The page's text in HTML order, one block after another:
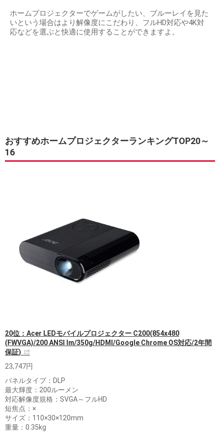
ホームプロジェクターでゲームがしたい、ブルーレイを見た
いという場合はより解像度にこだわり、フルHD対応や4K対
応などを選ぶと快適に使用することができますよ。
おすすめホームプロジェクターランキングTOP20～
16
20位：Acer LEDモバイルプロジェクター C200(854x480
(FWVGA)/200 ANSI lm/350g/HDMI/Google Chrome OS対応/2年間
保証)
23,747円
パネルタイプ：DLP
最大輝度：200ルーメン
対応解像度規格：SVGA～フルHD
短焦点：×
サイズ：110×30×120mm
重量：0.35kg